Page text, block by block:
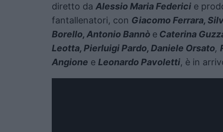
diretto da Alessio Maria Federici e
fantallenatori, con Giacomo Ferrara,
Borello, Antonio Bannò e Caterina
Leotta, Pierluigi Pardo, Daniele Orsato,
Angione e Leonardo Pavoletti, è in